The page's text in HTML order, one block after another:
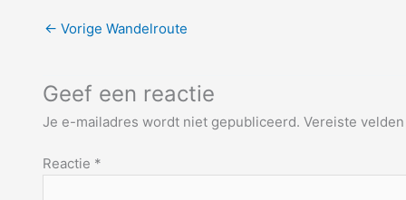
← Vorige Wandelroute
Geef een reactie
Je e-mailadres wordt niet gepubliceerd. Vereiste
Reactie *